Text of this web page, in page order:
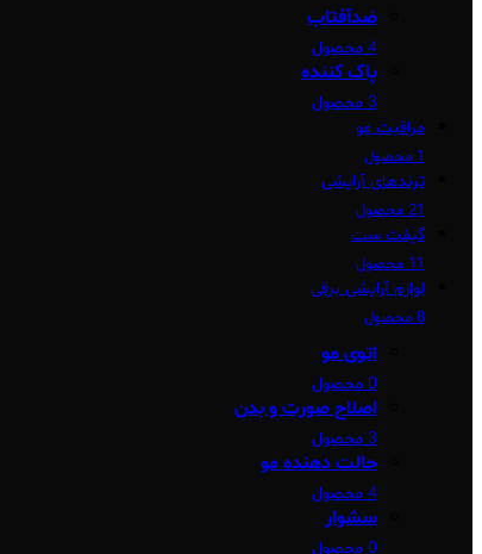
ضدآفتاب
4 محصول
پاک کننده
3 محصول
مراقبت مو
1 محصول
ترندهای آرایشی
21 محصول
گیفت ست
11 محصول
لوازم آرایشی برقی
8 محصول
اتوی مو
0 محصول
اصلاح صورت و بدن
3 محصول
حالت دهنده مو
4 محصول
سشوار
0 محصول